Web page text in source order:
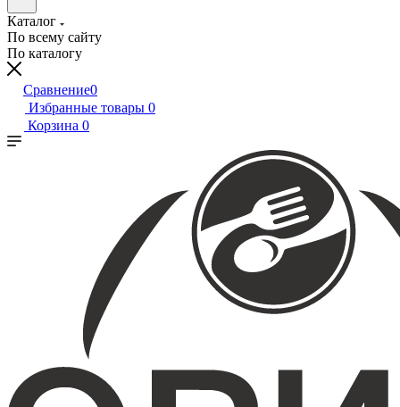
Каталог
По всему сайту
По каталогу
Сравнение0
Избранные товары 0
Корзина 0